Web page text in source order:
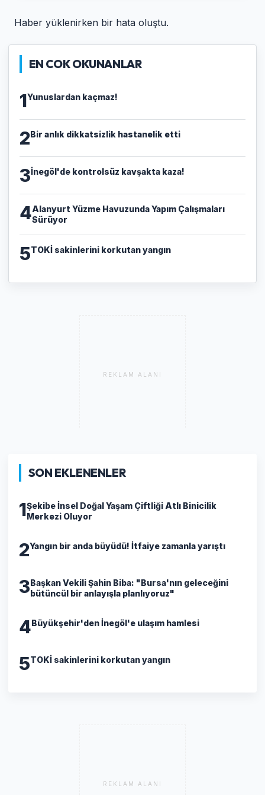
Haber yüklenirken bir hata oluştu.
EN COK OKUNANLAR
1Yunuslardan kaçmaz!
2Bir anlık dikkatsizlik hastanelik etti
3İnegöl'de kontrolsüz kavşakta kaza!
4Alanyurt Yüzme Havuzunda Yapım Çalışmaları
Sürüyor
5TOKİ sakinlerini korkutan yangın
REKLAM ALANI
SON EKLENENLER
1Şekibe İnsel Doğal Yaşam Çiftliği Atlı Binicilik
Merkezi Oluyor
2Yangın bir anda büyüdü! İtfaiye zamanla yarıştı
3Başkan Vekili Şahin Biba: "Bursa'nın geleceğini
bütüncül bir anlayışla planlıyoruz"
4Büyükşehir'den İnegöl'e ulaşım hamlesi
5TOKİ sakinlerini korkutan yangın
REKLAM ALANI